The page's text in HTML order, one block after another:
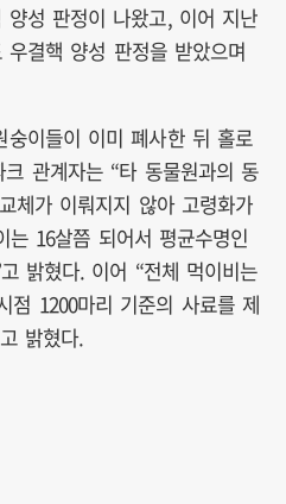
성 판정이 나왔고, 이어 지난
결핵 양성 판정을 받았으며
이들이 이미 폐사한 뒤 홀로
관계자는 “타 동물원과의 동
체가 이뤄지지 않아 고령화가
는 16살쯤 되어서 평균수명인
밝혔다. 이어 “전체 먹이비는
점 1200마리 기준의 사료를 제
밝혔다.